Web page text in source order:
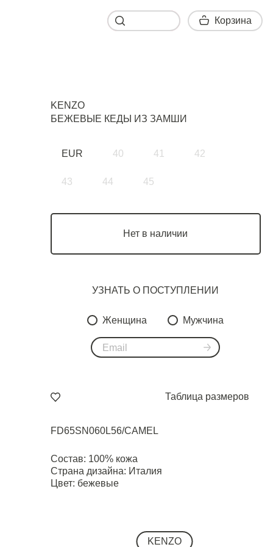
KENZO
БЕЖЕВЫЕ КЕДЫ ИЗ ЗАМШИ
EUR 40 41 42
43 44 45
Нет в наличии
УЗНАТЬ О ПОСТУПЛЕНИИ
Женщина Мужчина
Таблица размеров
FD65SN060L56/CAMEL
Состав: 100% кожа
Страна дизайна: Италия
Цвет: бежевые
KENZO
Корзина
Корзина